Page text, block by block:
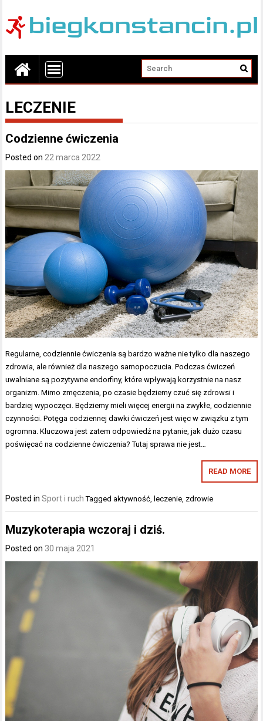
LECZENIE
Codzienne ćwiczenia
Posted on 22 marca 2022
Regularne, codziennie ćwiczenia są bardzo ważne nie tylko dla naszego
zdrowia, ale również dla naszego samopoczucia. Podczas ćwiczeń
uwalniane są pozytywne endorfiny, które wpływają korzystnie na nasz
organizm. Mimo zmęczenia, po czasie będziemy czuć się zdrowsi i
bardziej wypoczęci. Będziemy mieli więcej energii na zwykłe, codziennie
czynności. Potęga codziennej dawki ćwiczeń jest więc w związku z tym
ogromna. Kluczowa jest zatem odpowiedź na pytanie, jak dużo czasu
poświęcać na codzienne ćwiczenia? Tutaj sprawa nie jest…
READ MORE
Posted inSport i ruch Taggedaktywność leczenie zdrowie
Muzykoterapia wczoraj i dziś.
Posted on 30 maja 2021